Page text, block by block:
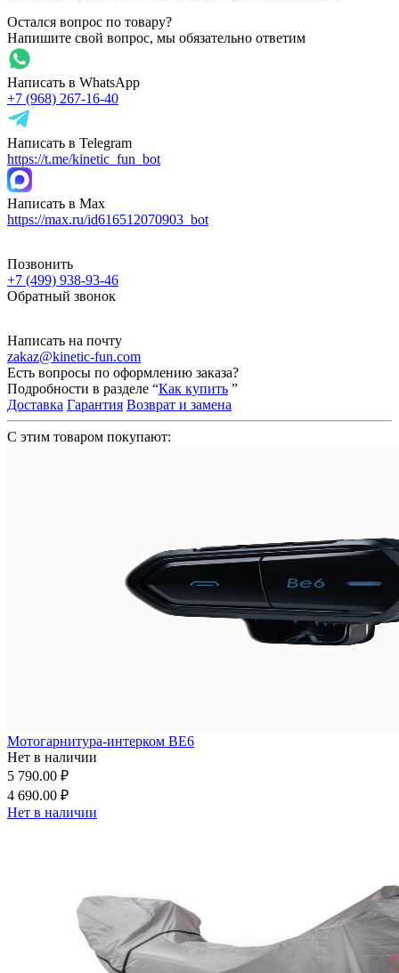
Остался вопрос по товару?
Напишите свой вопрос, мы обязательно ответим
Написать в WhatsApp
+7 (968) 267-16-40
Написать в Telegram
https://t.me/kinetic_fun_bot
Написать в Max
https://max.ru/id616512070903_bot
Позвонить
+7 (499) 938-93-46
Обратный звонок
Написать на почту
zakaz@kinetic-fun.com
Есть вопросы по оформлению заказа?
Подробности в разделе “Как купить ”
Доставка Гарантия Возврат и замена
С этим товаром покупают:
Мотогарнитура-интерком BE6
Нет в наличии
5 790.00 ₽
4 690.00 ₽
Нет в наличии